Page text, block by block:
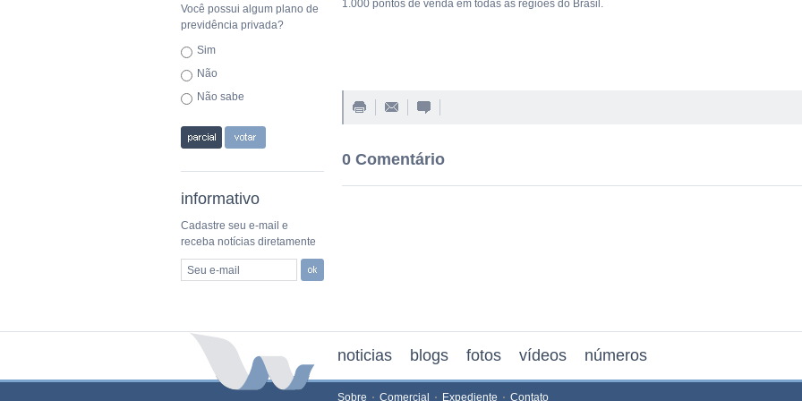
Você possui algum plano de
previdência privada?
Sim
Não
Não sabe
informativo
Cadastre seu e-mail e
receba notícias diretamente
Seu e-mail
1.000 pontos de venda em todas as regiões do Brasil.
0 Comentário
noticias blogs fotos vídeos números
Sobre Comercial Expediente Contato